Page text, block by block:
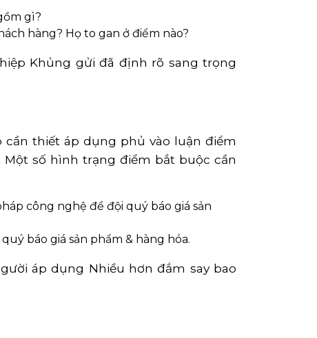
gì?
hàng? Họ to gan ở điểm nào?
Khủng gửi đã định rõ sang trọng
thiết áp dụng phủ vào luận điểm
số hình trạng điểm bắt buộc cần
công nghệ để đội quý báo giá sản
báo giá sản phẩm & hàng hóa.
áp dụng Nhiều hơn đắm say bao